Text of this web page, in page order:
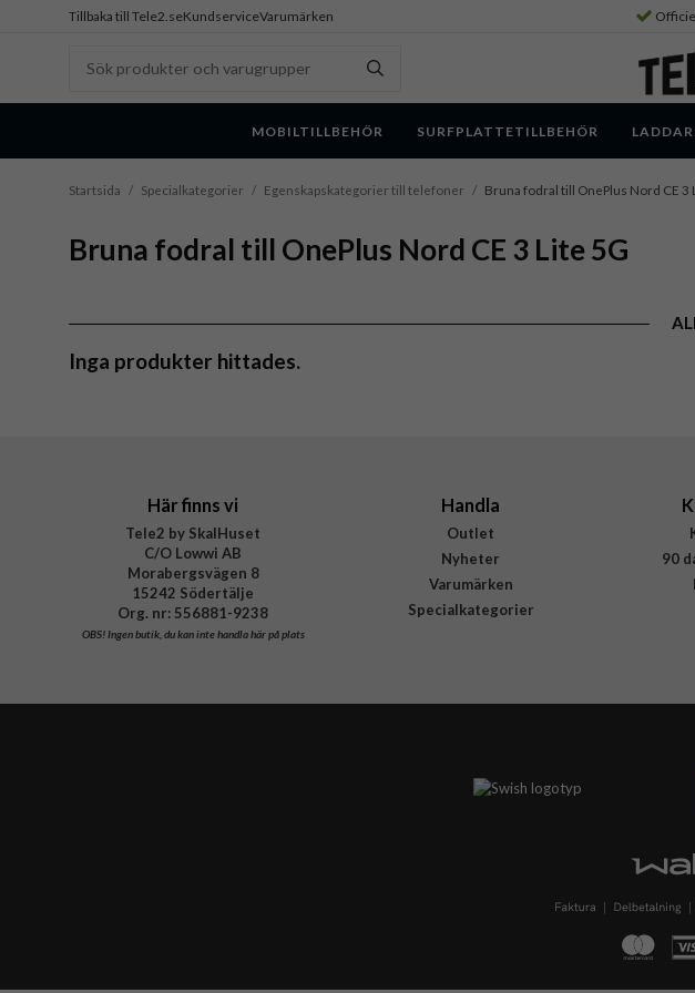
Tillbaka till Tele2.seKundserviceVarumärken
MOBILTILLBEHÖR SURFPLATTETILLBEHÖR
Startsida / Specialkategorier / Egenskapskategorier till telefoner / Bruna fodral till OnePlus Nord CE 3
Bruna fodral till OnePlus Nord CE 3 Lite 5G
Inga produkter hittades.
Här finns vi
Tele2 by SkalHuset
C/O Lowwi AB
Morabergsvägen 8
15242 Södertälje
Org. nr: 556881-9238
OBS!Ingen butik, du kan inte handla här på plats
Handla
Outlet
Nyheter
Varumärken
Specialkategorier
90